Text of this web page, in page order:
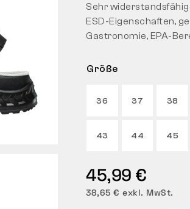
Größe
36 37 38
43 44 45
45,99 €
38,65 € exkl. MwSt.
Sehr
ESD-Eigenschaften,
Gastronomie, EPA-